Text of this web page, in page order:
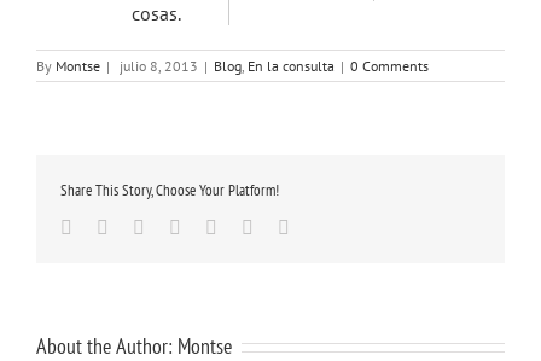
cosas.
By Montse | julio 8, 2013 | Blog, En la consulta | 0 Comments
Share This Story, Choose Your Platform!
Facebook
TwitterLinkedinGoogle+
TumblrPinterest
About the Author: Montse